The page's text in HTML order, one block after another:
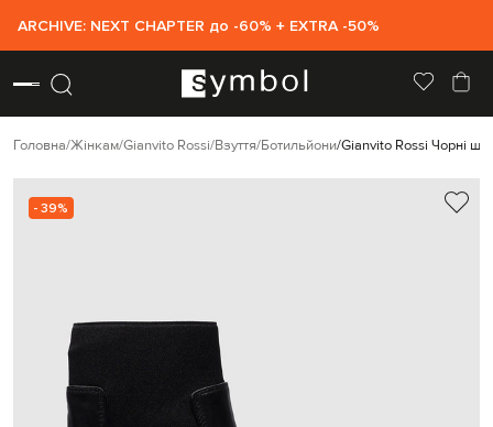
ARCHIVE: NEXT CHAPTER до -60% + EXTRA -50%
Головна Жінкам Gianvito Rossi Взуття Ботильйони Gianvito Rossi Чорні
- 39%